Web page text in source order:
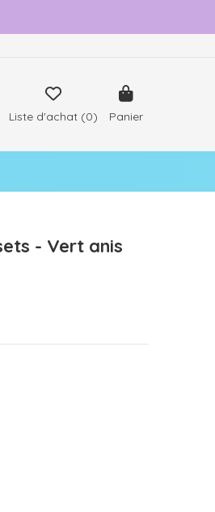
Liste d'achat (0) Panier
- Vert anis